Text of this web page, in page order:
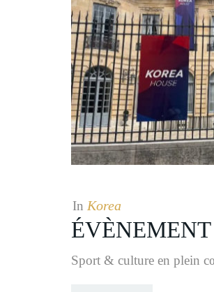
In Korea
Sport & culture en plein